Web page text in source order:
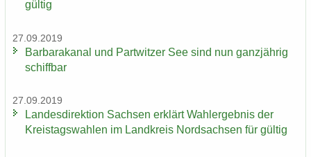
gül­tig
27.09.2019
Bar­ba­ra­ka­nal und Part­wit­zer See sind nun ganz­jäh­rig
schiff­bar
27.09.2019
Lan­des­di­rek­ti­on Sach­sen er­klärt Wahl­er­geb­nis der
Kreis­tags­wah­len im Land­kreis Nord­sach­sen für gül­tig